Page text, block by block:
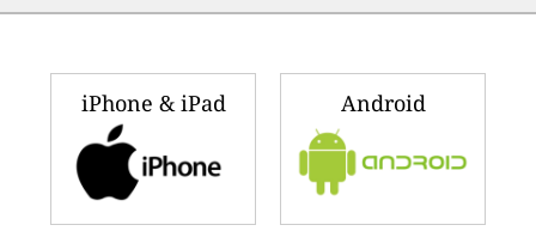
iPhone & iPad Android